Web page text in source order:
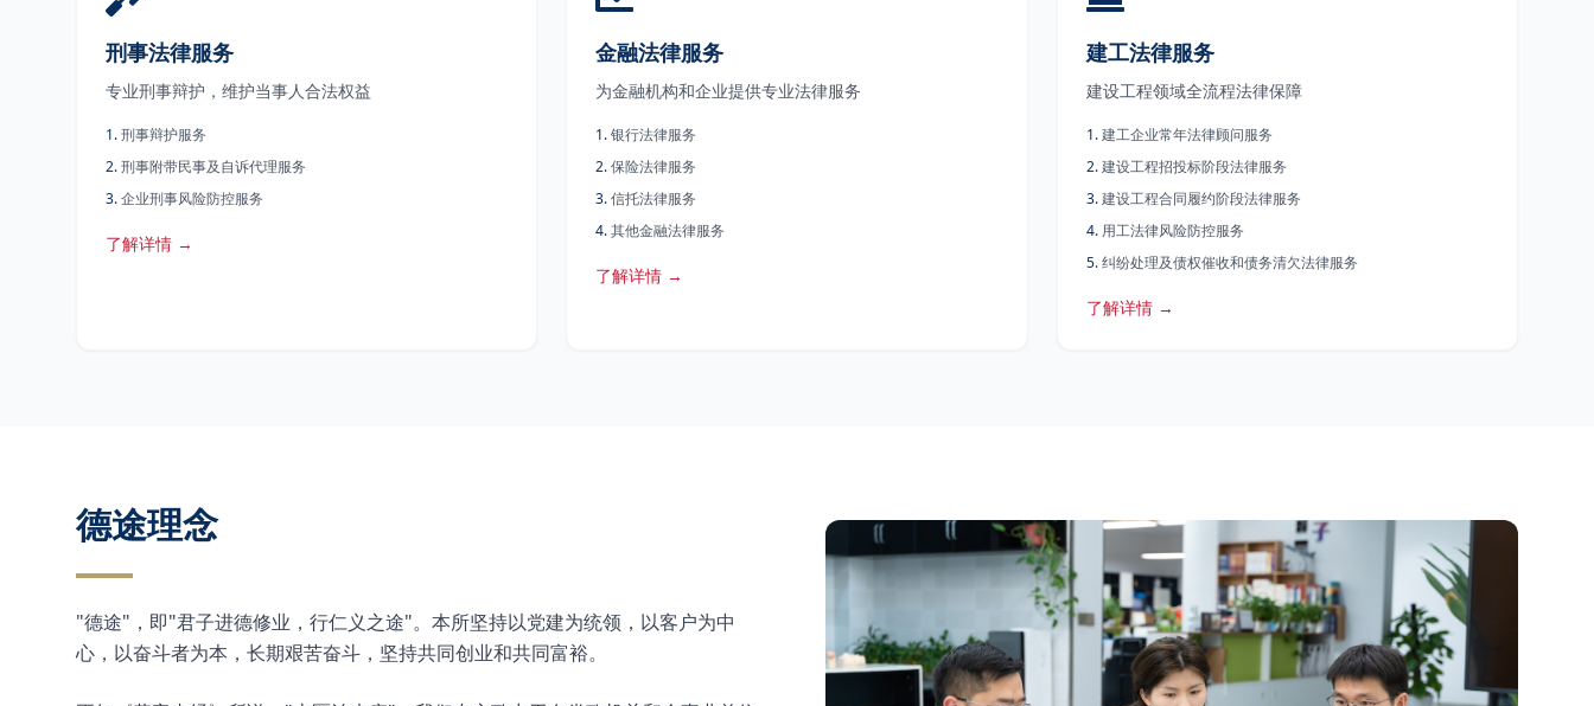
刑事法律服务
专业刑事辩护，维护当事人合法权益
1.刑事辩护服务
2.刑事附带民事及自诉代理服务
3.企业刑事风险防控服务
了解详情 →
金融法律服务
为金融机构和企业提供专业法律服务
1.银行法律服务
2.保险法律服务
3.信托法律服务
4.其他金融法律服务
了解详情 →
建工法律服务
建设工程领域全流程法律保障
1.建工企业常年法律顾问服务
2.建设工程招投标阶段法律服务
3.建设工程合同履约阶段法律服务
4. 用工法律风险防控服务
5.纠纷处理及债权催收和债务清欠法律服务
了解详情 →
德途理念
"德途"，即"君子进德修业，行仁义之途"。本所坚持以党建为统领，以客户为中
心，以奋斗者为本，长期艰苦奋斗，坚持共同创业和共同富裕。